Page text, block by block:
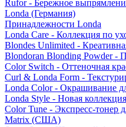
Rufor - Бережное
Londa (Германия)
Принадлежности Londa
Londa Care - Коллекция по
Blondes Unlimited -
Blondoran Blonding Powder -
Color Switch - Оттеночная
Curl & Londa Form -
Londa Color - Окрашивание
Londa Style - Новая
Color Tune - Экспресс-тонер
Matrix (США)